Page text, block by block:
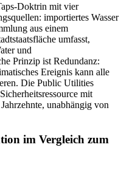
Doktrin mit vier
importiertes Wasser
aus einem
umfasst,
und
Prinzip ist Redundanz:
Ereignis kann alle
Die Public Utilities
mit
unabhängig von
im Vergleich zum